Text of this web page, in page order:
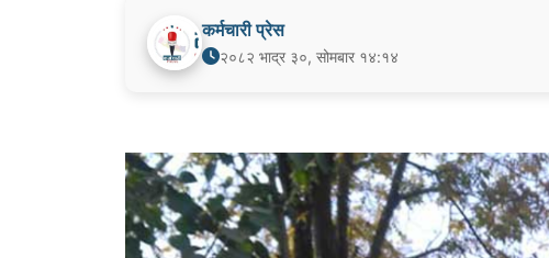
कर्मचारी प्रेस
२०८२ भाद्र ३०, सोमबार १४:१४